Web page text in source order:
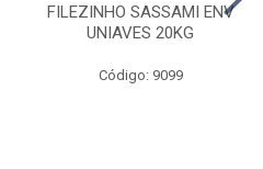
FILEZINHO SASSAMI ENV
UNIAVES 20KG
Código: 9099